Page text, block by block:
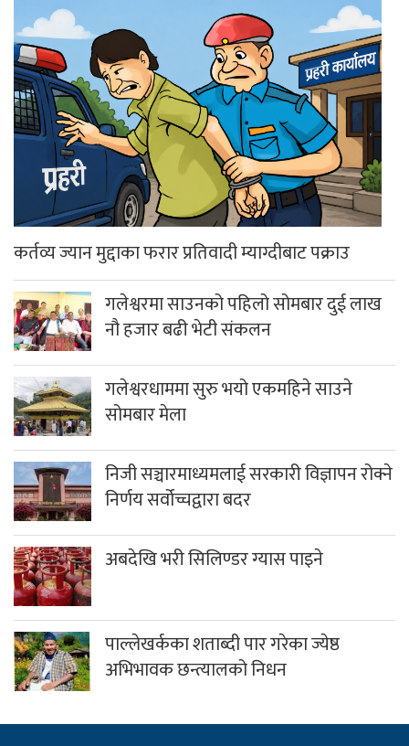
कर्तव्य ज्यान मुद्दाका फरार प्रतिवादी म्याग्दीबाट पक्राउ
गलेश्वरमा साउनको पहिलो सोमबार दुई लाख
नौ हजार बढी भेटी संकलन
गलेश्वरधाममा सुरु भयो एकमहिने साउने
सोमबार मेला
निजी सञ्चारमाध्यमलाई सरकारी विज्ञापन रोक्ने
निर्णय सर्वोच्चद्वारा बदर
अबदेखि भरी सिलिण्डर ग्यास पाइने
पाल्लेखर्कका शताब्दी पार गरेका ज्येष्ठ
अभिभावक छन्त्यालको निधन